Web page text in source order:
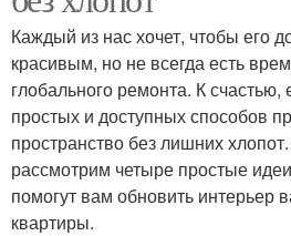
Каждый из нас хочет, чтобы его
красивым, но не всегда есть
глобального ремонта. К счастью,
простых и доступных способов
пространство без лишних
рассмотрим четыре простые
помогут вам обновить интерьер
квартиры.